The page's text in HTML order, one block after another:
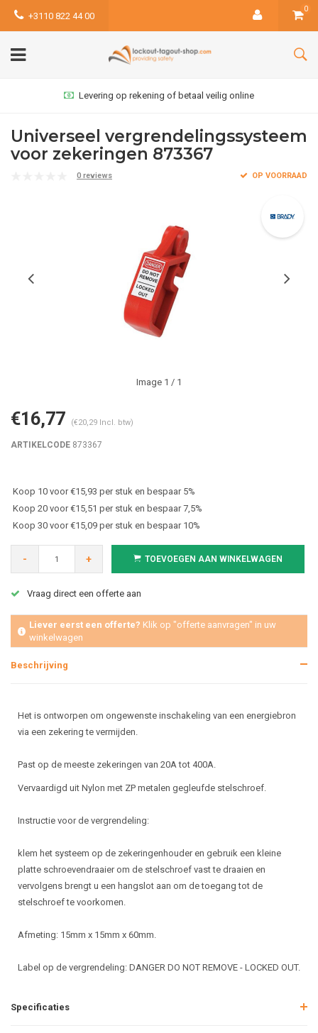
+3110 822 44 00
0
Levering op rekening of betaal veilig online
Universeel vergrendelingssysteem
voor zekeringen 873367
0 reviews OP VOORRAAD
Image 1 / 1
€16,77 (€20,29 Incl. btw)
ARTIKELCODE 873367
Koop 10 voor €15,93 per stuk en bespaar 5%
Koop 20 voor €15,51 per stuk en bespaar 7,5%
Koop 30 voor €15,09 per stuk en bespaar 10%
- + TOEVOEGEN AAN WINKELWAGEN
Vraag direct een offerte aan
Liever eerst een offerte? Klik op "offerte aanvragen" in uw
winkelwagen
Beschrijving
Het is ontworpen om ongewenste inschakeling van een energiebron
via een zekering te vermijden.
Past op de meeste zekeringen van 20A tot 400A.
Vervaardigd uit Nylon met ZP metalen gegleufde stelschroef.
Instructie voor de vergrendeling:
klem het systeem op de zekeringenhouder en gebruik een kleine
platte schroevendraaier om de stelschroef vast te draaien en
vervolgens brengt u een hangslot aan om de toegang tot de
stelschroef te voorkomen.
Afmeting: 15mm x 15mm x 60mm.
Label op de vergrendeling: DANGER DO NOT REMOVE - LOCKED OUT.
Specificaties